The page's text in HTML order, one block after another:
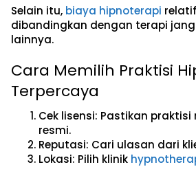
Selain itu, biaya hipnoterapi
dibandingkan dengan terapi
lainnya.
Cara Memilih Praktisi
Terpercaya
Cek lisensi: Pastikan praktisi
resmi.
Reputasi: Cari ulasan dari
Lokasi: Pilih klinik